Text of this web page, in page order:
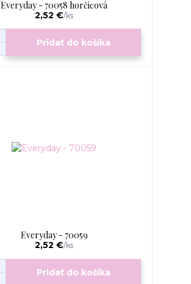
Everyday - 70058 horčicová
2,52 €/ks
Pridať do košíka
Everyday - 70059
2,52 €/ks
Pridať do košíka